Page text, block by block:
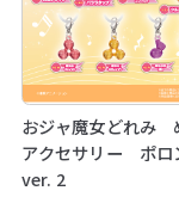
おジャ魔女どれみ
アクセサリー ポロ
ver. 2